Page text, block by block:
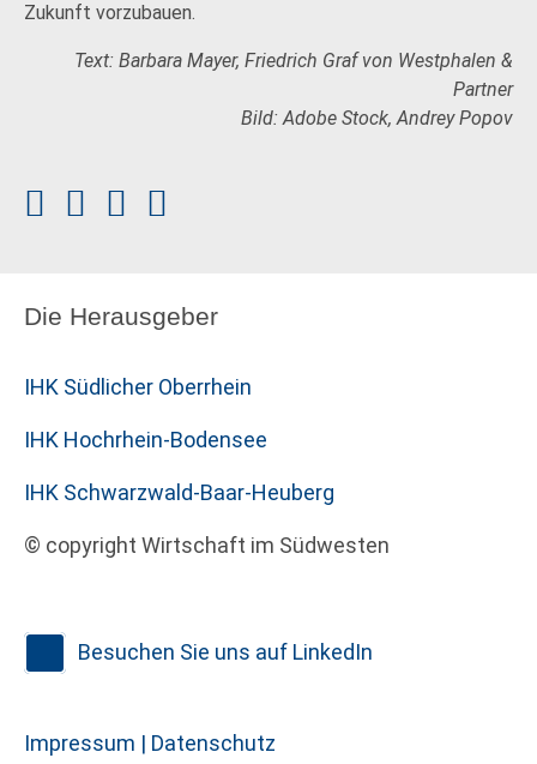
Zukunft vorzubauen.
Text: Barbara Mayer, Friedrich Graf von Westphalen &
Partner
Bild: Adobe Stock, Andrey Popov
Die Herausgeber
IHK Südlicher Oberrhein
IHK Hochrhein-Bodensee
IHK Schwarzwald-Baar-Heuberg
© copyright Wirtschaft im Südwesten
Besuchen Sie uns auf LinkedIn
Impressum | Datenschutz